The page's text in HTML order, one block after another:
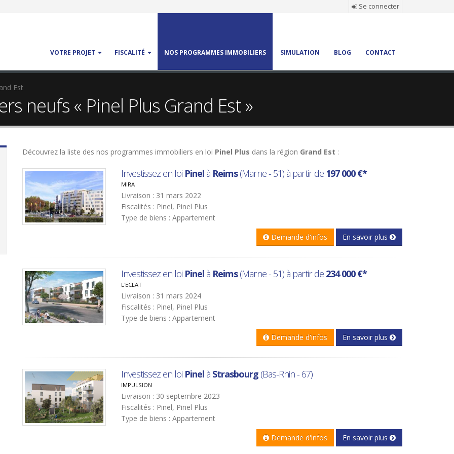
Se connecter
VOTRE PROJET FISCALITÉ NOS PROGRAMMES IMMOBILIERS SIMULATION BLOG CONTACT
Est
neufs « Pinel Plus Grand Est »
Découvrez la liste des nos programmes immobiliers en loi Pinel Plus dans la région Grand Est :
Investissez en loi Pinel à Reims(Marne - 51) à partir de 197 000 €*
MIRA
Livraison : 31 mars 2022
Fiscalités : Pinel, Pinel Plus
Type de biens : Appartement
Demande d'infos
En savoir plus
Investissez en loi Pinel à Reims(Marne - 51) à partir de 234 000 €*
L'ECLAT
Livraison : 31 mars 2024
Fiscalités : Pinel, Pinel Plus
Type de biens : Appartement
Demande d'infos
En savoir plus
Investissez en loi Pinel à Strasbourg (Bas-Rhin - 67)
IMPULSION
Livraison : 30 septembre 2023
Fiscalités : Pinel, Pinel Plus
Type de biens : Appartement
Demande d'infos
En savoir plus